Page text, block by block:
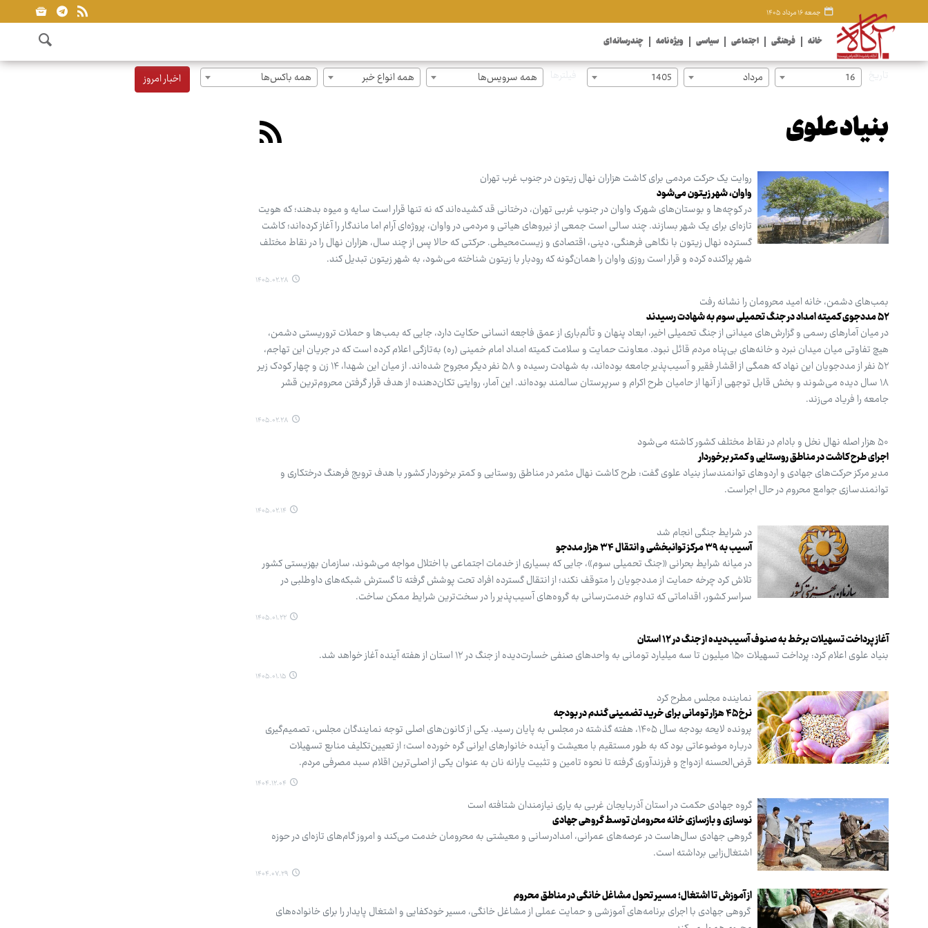
جمعه ۱۶ مرداد ۱۴۰۵
خانه فرهنگی اجتماعی سیاسی ویژه نامه چندرسانه ای
16 مرداد 1405 همه سرویس‌ها همه انواع خبر همه باکس‌ها اخبار امروز
بنیاد علوی
روایت یک حرکت مردمی برای کاشت هزاران نهال زیتون در جنوب غرب تهران
واوان، شهر زیتون می‌شود
در کوچه‌ها و بوستان‌های شهرک واوان در جنوب غربی تهران، درختانی قد کشیده‌اند که نه تنها قرار است سایه و میوه بدهند؛ که هویت
تازه‌ای برای یک شهر بسازند. چند سالی است جمعی از نیروهای هیاتی و مردمی در واوان، پروژه‌ای آرام اما ماندگار را آغاز کرده‌اند؛ کاشت
گسترده نهال زیتون با نگاهی فرهنگی، دینی، اقتصادی و زیست‌محیطی. حرکتی که حالا پس از چند سال، هزاران نهال را در نقاط مختلف
شهر پراکنده کرده و قرار است روزی واوان را همان‌گونه که رودبار با زیتون شناخته می‌شود، به شهر زیتون تبدیل کند.
۱۴۰۵.۰۲.۲۸
بمب‌های دشمن، خانه امید محرومان را نشانه رفت
۵۲ مددجوی کمیته امداد در جنگ تحمیلی سوم به شهادت رسیدند
در میان آمارهای رسمی و گزارش‌های میدانی از جنگ تحمیلی اخیر، ابعاد پنهان و تألم‌باری از عمق فاجعه انسانی حکایت دارد، جایی که بمب‌ها و حملات تروریستی دشمن،
هیچ تفاوتی میان میدان نبرد و خانه‌های بی‌پناه مردم قائل نبود. معاونت حمایت و سلامت کمیته امداد امام خمینی (ره) به‌تازگی اعلام کرده است که در جریان این تهاجم،
۵۲ نفر از مددجویان این نهاد که همگی از اقشار فقیر و آسیب‌پذیر جامعه بوده‌اند، به شهادت رسیده و ۵۸ نفر دیگر مجروح شده‌اند. از میان این شهدا، ۱۴ زن و چهار کودک زیر
۱۸ سال دیده می‌شوند و بخش قابل ‌توجهی از آنها از حامیان طرح اکرام و سرپرستان سالمند بوده‌اند. این آمار، روایتی تکان‌دهنده از هدف قرار گرفتن محروم‌ترین قشر
جامعه را فریاد می‌زند.
۱۴۰۵.۰۲.۲۸
۵۰ هزار اصله نهال نخل و بادام در نقاط مختلف کشور کاشته می‌شود
اجرای طرح کاشت در مناطق روستایی و کمتر برخوردار
مدیر مرکز حرکت‌های جهادی و اردوهای توانمندساز بنیاد علوی گفت: طرح کاشت نهال مثمر در مناطق روستایی و کمتر برخوردار کشور با هدف ترویج فرهنگ درختکاری و
توانمندسازی جوامع محروم در حال اجراست.
۱۴۰۵.۰۲.۱۴
در شرایط جنگی انجام شد
آسیب به ۳۹ مرکز توانبخشی و انتقال ۳۴ هزار مددجو
در میانه شرایط بحرانی «جنگ تحمیلی سوم»، جایی که بسیاری از خدمات اجتماعی با اختلال مواجه می‌شوند، سازمان بهزیستی کشور
تلاش کرد چرخه حمایت از مددجویان را متوقف نکند؛ از انتقال گسترده افراد تحت پوشش گرفته تا گسترش شبکه‌های داوطلبی در
سراسر کشور، اقداماتی که تداوم خدمت‌رسانی به گروه‌های آسیب‌پذیر را در سخت‌ترین شرایط ممکن ساخت.
۱۴۰۵.۰۱.۲۲
آغاز پرداخت تسهیلات برخط به صنوف آسیب‌دیده از جنگ در ۱۲ استان
بنیاد علوی اعلام کرد: پرداخت تسهیلات ۱۵۰ میلیون تا سه میلیارد تومانی به واحدهای صنفی خسارت‌دیده از جنگ در ۱۲ استان از هفته آینده آغاز خواهد شد.
۱۴۰۵.۰۱.۱۵
نماینده مجلس مطرح کرد
نرخ ۴۵ هزار تومانی برای خرید تضمینی گندم در بودجه
پرونده لایحه بودجه سال ۱۴۰۵، هفته گذشته در مجلس به پایان رسید. یکی از کانون‌های اصلی توجه نمایندگان مجلس، تصمیم‌گیری
درباره موضوعاتی بود که به طور مستقیم با معیشت و آینده خانوارهای ایرانی گره خورده است؛ از تعیین‌تکلیف منابع تسهیلات
قرض‌الحسنه ازدواج و فرزندآوری گرفته تا نحوه تامین و تثبیت یارانه نان به عنوان یکی از اصلی‌ترین اقلام سبد مصرفی مردم.
۱۴۰۴.۱۲.۰۴
گروه جهادی حکمت در استان آذربایجان غربی به یاری نیازمندان شتافته ‌است
نوسازی و بازسازی خانه‌ محرومان توسط گروهی جهادی
گروهی جهادی سال‌هاست در عرصه‌های عمرانی، امدادرسانی و معیشتی به محرومان خدمت می‌کند و امروز گام‌های تازه‌ای در حوزه
اشتغال‌زایی برداشته است.
۱۴۰۴.۰۷.۲۹
از آموزش تا اشتغال؛ مسیر تحول مشاغل خانگی در مناطق محروم
گروهی جهادی با اجرای برنامه‌های آموزشی و حمایت عملی از مشاغل خانگی، مسیر خودکفایی و اشتغال پایدار را برای خانواده‌های